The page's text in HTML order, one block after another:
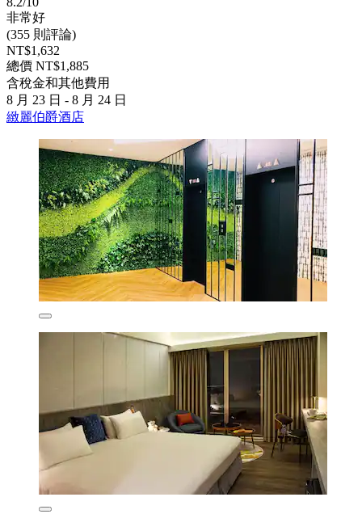
非常好
(355 則評論)
NT$1,632
總價 NT$1,885
含稅金和其他費用
8 月 23 日 - 8 月 24 日
緻麗伯爵酒店